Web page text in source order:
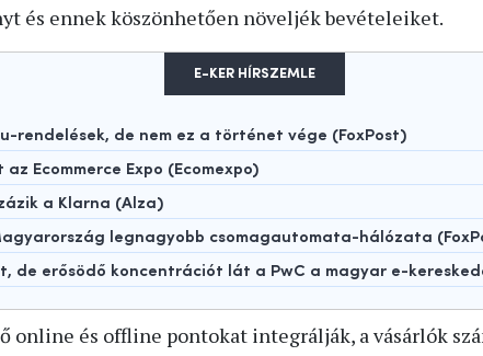
és ennek köszönhetően növeljék bevételeiket.
E-KER HÍRSZEMLE
rendelések, de nem ez a történet vége (FoxPost)
Ecommerce Expo (Ecomexpo)
a Klarna (Alza)
legnagyobb csomagautomata-hálózata
de erősödő koncentrációt lát a PwC a magyar e-
online és offline pontokat integrálják, a vásárlók